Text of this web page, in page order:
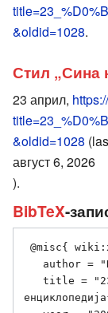
&oldid=1028.
Стил „Сина
23 април,
&oldid=1028
август 6, 2026
).
BibTeX-